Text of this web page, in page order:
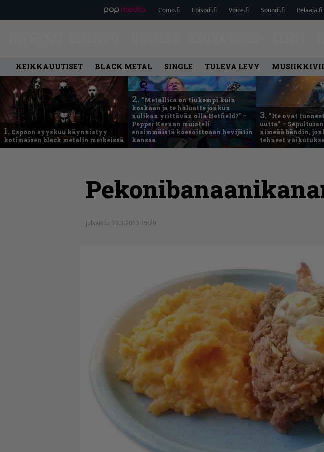
Como.fi Episodi.fi Voice.fi Soundi.fi Pelaaja.fi
KEIKKAUUTISET BLACK METAL SINGLE TULEVA LEVY
1. Espoon syyskuu käynnistyy
kotimaisen black metalin merkeissä
2. ”Metallica on tiukempi kuin
koskaan ja te haluatte jonkun
nulikan yrittävän olla Hetfield?” –
Pepper Keenan muisteli
ensimmäistä koesoittoaan hevijätin
kanssa
3. ”He ovat
uutta” –
nimeää bändin,
tehneet
Julkaistu: 22.3.2013 15:29